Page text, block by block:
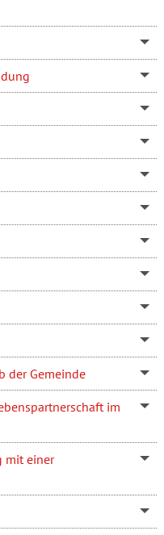
der Gemeinde
im
mit einer